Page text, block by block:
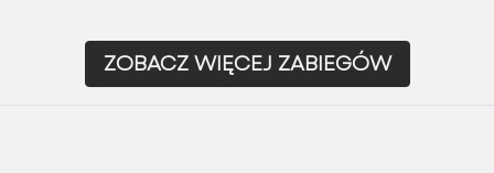
ZOBACZ WIĘCEJ ZABIEGÓW